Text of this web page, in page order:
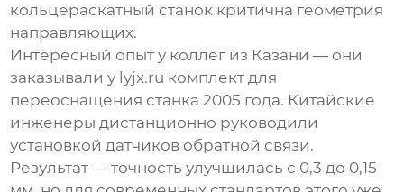
кольцераскатный станок критична геометрия
направляющих.
Интересный опыт у коллег из Казани — они
заказывали у lyjx.ru комплект для
переоснащения станка 2005 года. Китайские
инженеры дистанционно руководили
установкой датчиков обратной связи.
Результат — точность улучшилась с 0,3 до 0,15